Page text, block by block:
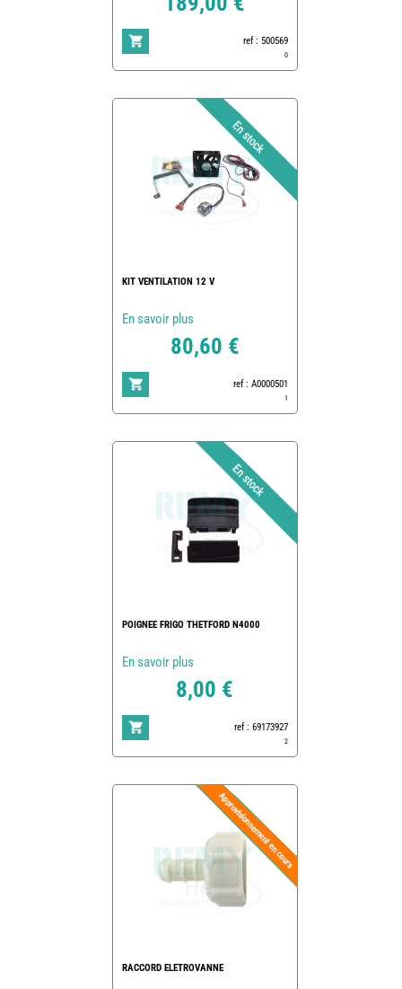
ref : 500569
0
KIT VENTILATION 12 V
En savoir plus
80,60 €
ref : A0000501
1
POIGNEE FRIGO THETFORD N4000
En savoir plus
8,00 €
ref : 69173927
2
RACCORD ELETROVANNE